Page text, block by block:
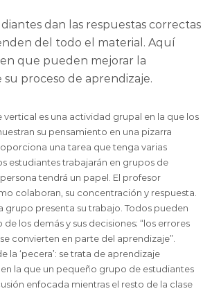
dan las respuestas correctas
del todo el material. Aquí
que pueden mejorar la
proceso de aprendizaje.
vertical es una actividad grupal en la que los
su pensamiento en una pizarra
una tarea que tenga varias
estudiantes trabajarán en grupos de
tendrá un papel. El profesor
colaboran, su concentración y respuesta.
grupo presenta su trabajo. Todos pueden
los demás y sus decisiones; “los errores
convierten en parte del aprendizaje”.
la ‘pecera’: se trata de aprendizaje
la que un pequeño grupo de estudiantes
enfocada mientras el resto de la clase